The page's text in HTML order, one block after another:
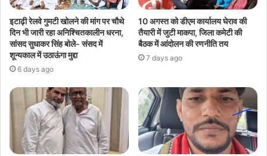
इटाढ़ी रेलवे गुमटी खोलने की मांग पर चौथे
दिन भी जारी रहा अनिश्चितकालीन धरना,
सांसद सुधाकर सिंह बोले- संसद में
शून्यकाल में उठाऊंगा मुद्दा
6 days ago
10 अगस्त को डीएम कार्यालय घेराव की
तैयारी में जुटी माकपा, जिला कमेटी की
बैठक में आंदोलन की रणनीति तय
7 days ago